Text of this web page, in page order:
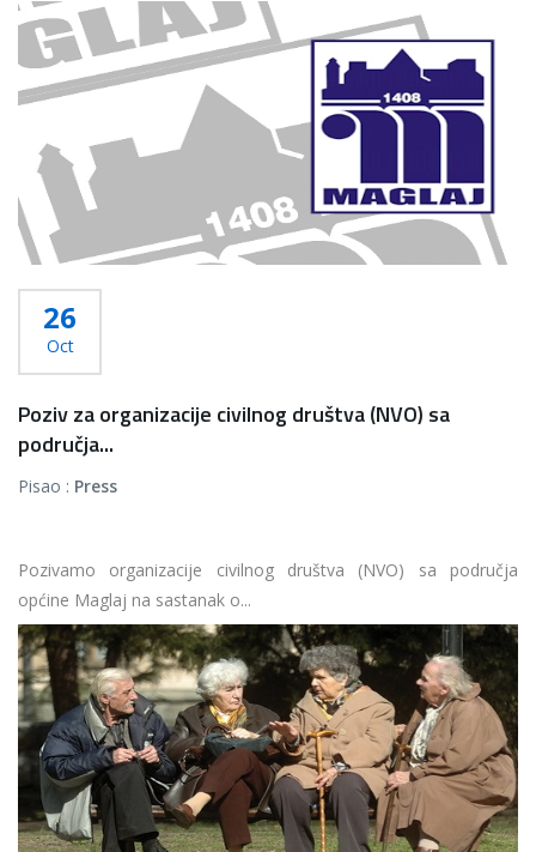
Više...
26
Oct
Poziv za organizacije civilnog društva (NVO) sa
područja...
Pisao : Press
Pozivamo organizacije civilnog društva (NVO) sa područja
općine Maglaj na sastanak o...
Više...